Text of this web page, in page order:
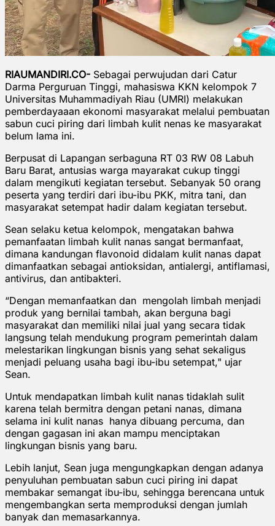
RIAUMANDIRI.CO- Sebagai perwujudan dari Catur
Darma Perguruan Tinggi, mahasiswa KKN kelompok 7
Universitas Muhammadiyah Riau (UMRI) melakukan
pemberdayaaan ekonomi masyarakat melalui pembuatan
sabun cuci piring dari limbah kulit nenas ke masyarakat
belum lama ini.
Berpusat di Lapangan serbaguna RT 03 RW 08 Labuh
Baru Barat, antusias warga mayarakat cukup tinggi
dalam mengikuti kegiatan tersebut. Sebanyak 50 orang
peserta yang terdiri dari ibu-ibu PKK, mitra tani, dan
masyarakat setempat hadir dalam kegiatan tersebut.
Sean selaku ketua kelompok, mengatakan bahwa
pemanfaatan limbah kulit nanas sangat bermanfaat,
dimana kandungan flavonoid didalam kulit nanas dapat
dimanfaatkan sebagai antioksidan, antialergi, antiflamasi,
antivirus, dan antibakteri.
“Dengan memanfaatkan dan mengolah limbah menjadi
produk yang bernilai tambah, akan berguna bagi
masyarakat dan memiliki nilai jual yang secara tidak
langsung telah mendukung program pemerintah dalam
melestarikan lingkungan bisnis yang sehat sekaligus
menjadi peluang usaha bagi ibu-ibu setempat," ujar
Sean.
Untuk mendapatkan limbah kulit nanas tidaklah sulit
karena telah bermitra dengan petani nanas, dimana
selama ini kulit nanas hanya dibuang percuma, dan
dengan gagasan ini akan mampu menciptakan
lingkungan bisnis yang baru.
Lebih lanjut, Sean juga mengungkapkan dengan adanya
penyuluhan pembuatan sabun cuci piring ini dapat
membakar semangat ibu-ibu, sehingga berencana untuk
mengembangkan serta memproduksi dengan jumlah
banyak dan memasarkannya.